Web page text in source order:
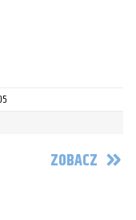
ZOBACZ